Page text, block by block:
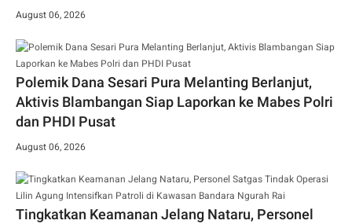
August 06, 2026
Polemik Dana Sesari Pura Melanting Berlanjut,
Aktivis Blambangan Siap Laporkan ke Mabes Polri
dan PHDI Pusat
August 06, 2026
Tingkatkan Keamanan Jelang Nataru, Personel